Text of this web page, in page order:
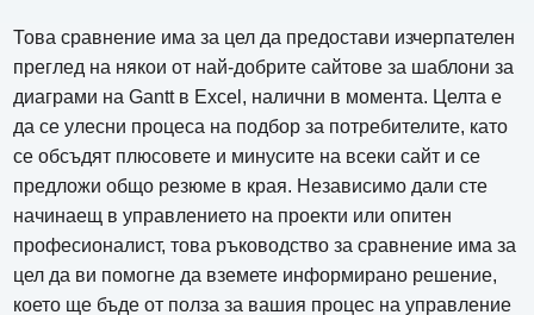
Това сравнение има за цел да предостави изчерпателен
преглед на някои от най-добрите сайтове за шаблони за
диаграми на Gantt в Excel, налични в момента. Целта е
да се улесни процеса на подбор за потребителите, като
се обсъдят плюсовете и минусите на всеки сайт и се
предложи общо резюме в края. Независимо дали сте
начинаещ в управлението на проекти или опитен
професионалист, това ръководство за сравнение има за
цел да ви помогне да вземете информирано решение,
което ще бъде от полза за вашия процес на управление